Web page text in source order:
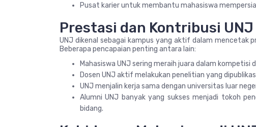
Pusat karier untuk membantu mahasiswa
Prestasi dan Kontribusi UNJ
UNJ dikenal sebagai kampus yang aktif dalam mencetak
Beberapa pencapaian penting antara lain:
Mahasiswa UNJ sering meraih juara dalam kompetisi
Dosen UNJ aktif melakukan penelitian yang
UNJ menjalin kerja sama dengan universitas luar
Alumni UNJ banyak yang sukses menjadi tokoh
bidang.